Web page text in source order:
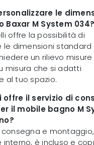
le
Baxar M System 034?
offre la possibilità di
le dimensioni standard
un rilievo
misura che si adatti
al tuo spazio.
offre il servizio di
il mobile bagno M
consegna e
interno, è incluso e